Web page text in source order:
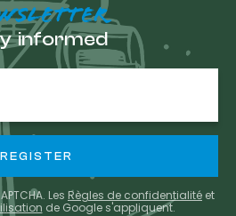
informed
Les Règles de confidentialité et
de Google s'appliquent.